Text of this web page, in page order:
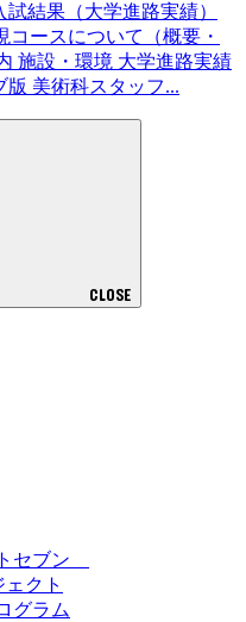
結果（大学進路実績）
コースについて（概要・
施設・環境 大学進路実績
美術科スタッフ...
CLOSE
セブン
クト
グラム